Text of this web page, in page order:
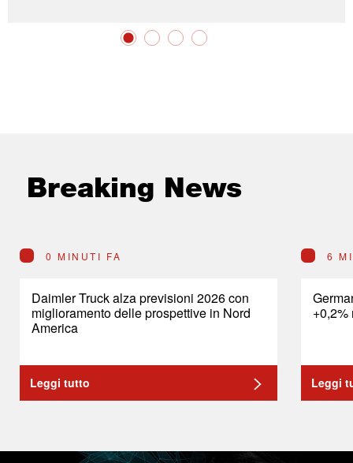
Breaking News
0 MINUTI FA
Daimler Truck alza previsioni 2026 con
miglioramento delle prospettive in Nord
America
Leggi tutto
6
+0,2%
Leggi